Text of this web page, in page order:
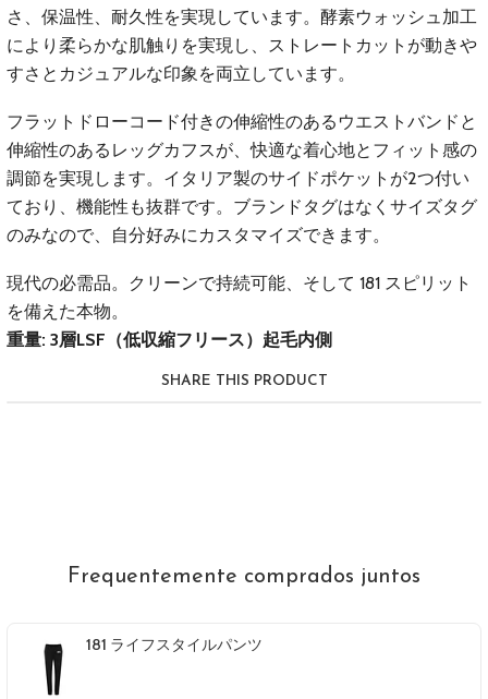
さ、保温性、耐久性を実現しています。酵素ウォッシュ加工
により柔らかな肌触りを実現し、ストレートカットが動きや
すさとカジュアルな印象を両立しています。
フラットドローコード付きの伸縮性のあるウエストバンドと
伸縮性のあるレッグカフスが、快適な着心地とフィット感の
調節を実​​現します。イタリア製のサイドポケットが2つ付い
ており、機能性も抜群です。ブランドタグはなくサイズタグ
のみなので、自分好みにカスタマイズできます。
現代の必需品。クリーンで持続可能、そして 181 スピリット
を備えた本物。
重量: 3層LSF（低収縮フリース）起毛内側
SHARE THIS PRODUCT
Frequentemente comprados juntos
181 ライフスタイルパンツ